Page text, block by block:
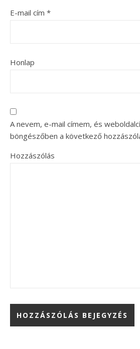
E-mail cím *
Honlap
A nevem, e-mail címem, és
böngészőben a következő
Hozzászólás